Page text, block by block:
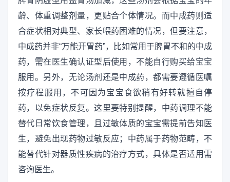
龄、体重调整剂量，更贴合个体情况。而中成药则适
合症状相对典型、家长喂药困难的情况，但要注意，
中成药并非“万能开胃药”，比如常用于脾胃不和的中成
药，需在医生确认证型后使用，不能自行购买给宝宝
服用。另外，无论汤剂还是中成药，都需要遵循医嘱
按疗程服用，不可因为宝宝食欲稍有好转就擅自停
药，以免症状反复。这里要特别提醒，中药调理不能
替代日常饮食管理，且过敏体质的宝宝需提前告知医
生，避免出现药物过敏反应；中药属于药物范畴，不
能替代针对器质性疾病的治疗方式，具体是否适用需
咨询医生。